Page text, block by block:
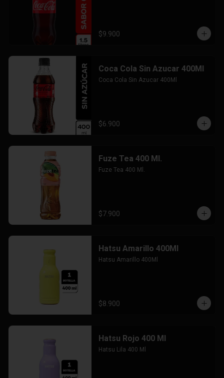
$9.900
Coca Cola Sin Azucar 400Ml
Coca Cola Sin Azucar 400Ml
$6.900
Fuze Tea 400 Ml.
Fuze Tea 400 Ml.
$7.900
Hatsu Amarillo 400Ml
Hatsu Amarillo 400Ml
$8.900
Hatsu Rojo 400 Ml
Hatsu Lila 400 Ml